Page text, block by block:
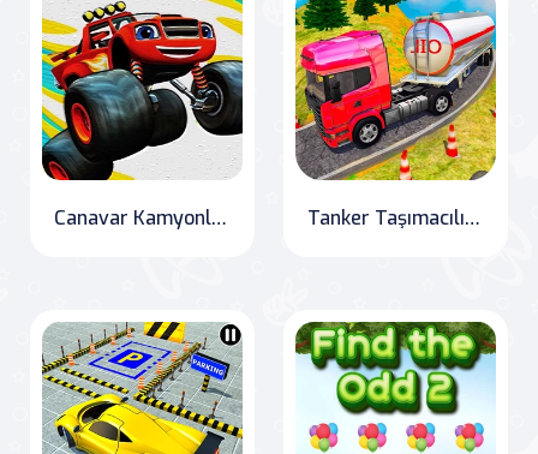
Canavar Kamyonları Gizli Tekerlekler Tanker Taşımacılığı Simülasyonu